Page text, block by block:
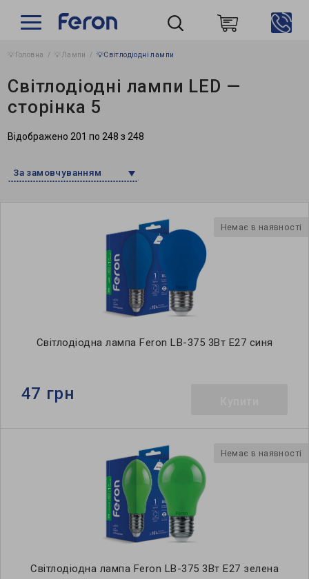
💡Головна 💡Лампи 💡Світлодіодні лампи
Світлодіодні лампи LED —
сторінка 5
Відображено 201 по 248 з 248
За замовчуванням
Немає в наявності
Світлодіодна лампа Feron LB-375 3Вт E27 синя
47 грн
Немає в наявності
Світлодіодна лампа Feron LB-375 3Вт E27 зелена